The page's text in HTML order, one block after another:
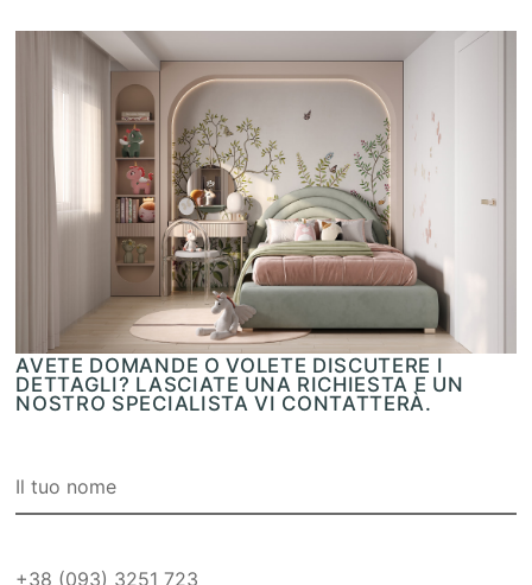
AVETE DOMANDE O VOLETE DISCUTERE I
DETTAGLI? LASCIATE UNA RICHIESTA E UN
NOSTRO SPECIALISTA VI CONTATTERÀ.